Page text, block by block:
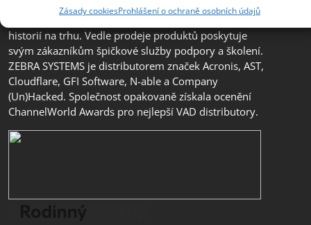
Zásady cookiesProhlášení o ochraně osobních údajů
České republice, na Slovensku a v jihovýchodní
Evropě. Jedná se o rodinnou firmu s třicetiletou
historií na trhu. Vedle prodeje produktů poskytuje
svým zákazníkům špičkové služby podpory a školení.
ZEBRA SYSTEMS je distributorem značek Acronis, AST,
Cloudflare, GFI Software, N-able a Company
(Un)Hacked. Společnost opakovaně získala ocenění
ChannelWorld Awards pro nejlepší VAD distributory.